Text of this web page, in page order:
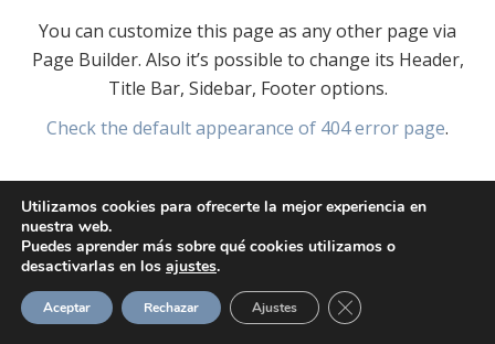
You can customize this page as any other page via
Page Builder. Also it’s possible to change its Header,
Title Bar, Sidebar, Footer options.
Check the default appearance of 404 error page.
Utilizamos cookies para ofrecerte la mejor experiencia en
nuestra web.
Puedes aprender más sobre qué cookies utilizamos o
desactivarlas en los ajustes.
Aceptar Rechazar Ajustes Cerrar el banner de